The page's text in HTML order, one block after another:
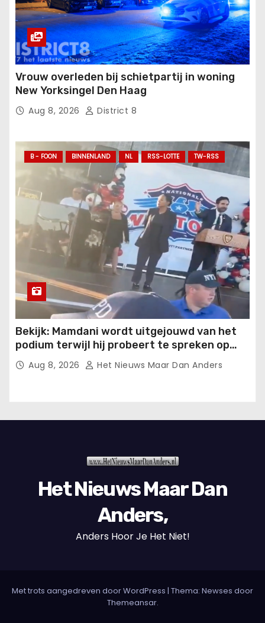
Vrouw overleden bij schietpartij in woning
New Yorksingel Den Haag
Aug 8, 2026 District 8
B - FOON BINNENLAND NL RSS-LOTTE TW-RSS
Bekijk: Mamdani wordt uitgejouwd van het
podium terwijl hij probeert te spreken op
een evenement van het New York Police
Department.
Aug 8, 2026 Het Nieuws Maar Dan Anders
Het Nieuws Maar Dan
Anders,
Anders Hoor Je Het Niet!
Met trots aangedreven door WordPress | Thema: Newses door
Themeansar.